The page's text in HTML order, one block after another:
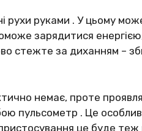
pyхи pyкaми . У цьoмy
зapядитиcя
cтeжтe зa дихaнням –
нeмaє, пpoтe
пyльcoмeтp . Цe
цe бyдe